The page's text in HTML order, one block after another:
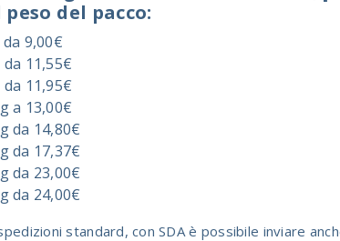
peso del pacco:
da 9,00€
da 11,55€
da 11,95€
a 13,00€
da 14,80€
da 17,37€
da 23,00€
da 24,00€
standard, con SDA è possibile inviare